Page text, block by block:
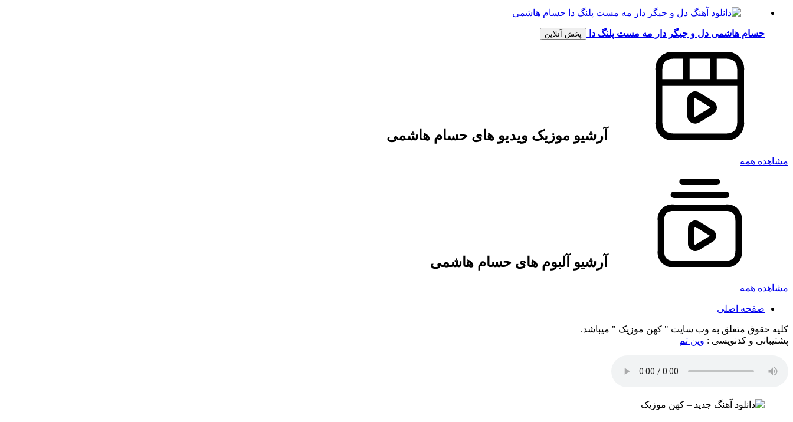
حسام هاشمی دل و جیگر دار مه مست پلنگ دا پخش آنلاین
آرشیو موزیک ویدیو های حسام هاشمی
مشاهده همه
آرشیو آلبوم های حسام هاشمی
مشاهده همه
صفحه اصلی
کلیه حقوق متعلق به وب سایت " کهن موزیک " میباشد.
پشتیبانی و کدنویسی : وین تم